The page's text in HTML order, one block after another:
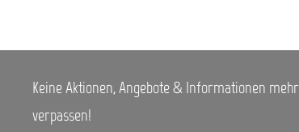
Keine Aktionen, Angebote & Informationen mehr
verpassen!